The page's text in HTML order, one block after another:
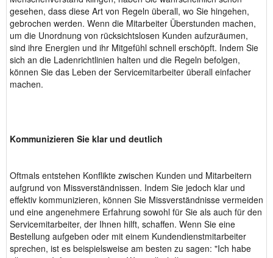
gesehen, dass diese Art von Regeln überall, wo Sie hingehen,
gebrochen werden. Wenn die Mitarbeiter Überstunden machen,
um die Unordnung von rücksichtslosen Kunden aufzuräumen,
sind ihre Energien und ihr Mitgefühl schnell erschöpft. Indem Sie
sich an die Ladenrichtlinien halten und die Regeln befolgen,
können Sie das Leben der Servicemitarbeiter überall einfacher
machen.
Kommunizieren Sie klar und deutlich
Oftmals entstehen Konflikte zwischen Kunden und Mitarbeitern
aufgrund von Missverständnissen. Indem Sie jedoch klar und
effektiv kommunizieren, können Sie Missverständnisse vermeiden
und eine angenehmere Erfahrung sowohl für Sie als auch für den
Servicemitarbeiter, der Ihnen hilft, schaffen. Wenn Sie eine
Bestellung aufgeben oder mit einem Kundendienstmitarbeiter
sprechen, ist es beispielsweise am besten zu sagen: "Ich habe